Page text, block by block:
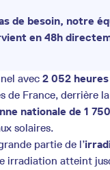
de besoin, notre
en 48h
avec 2 052
de France, derrière
nationale de 1
solaires.
partie de l’
irradiation atteint